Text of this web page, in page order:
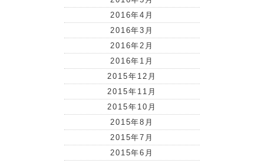
2016年4月
2016年3月
2016年2月
2016年1月
2015年12月
2015年11月
2015年10月
2015年8月
2015年7月
2015年6月